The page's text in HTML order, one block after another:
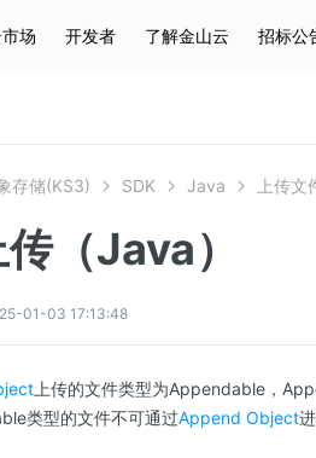
场 开发者 了解金山云 招标公
存储(KS3) SDK Java 上传文
（Java）
01-03 17:13:48
上传的文件类型为Appendable，
类型的文件不可通过Append Object